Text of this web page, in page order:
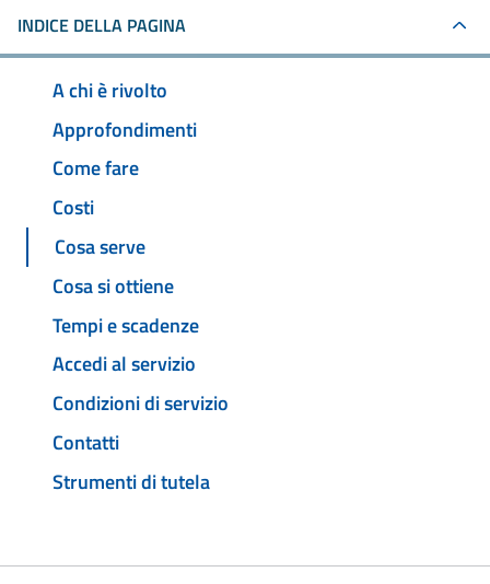
INDICE DELLA PAGINA
A chi è rivolto
Approfondimenti
Come fare
Costi
Cosa serve
Cosa si ottiene
Tempi e scadenze
Accedi al servizio
Condizioni di servizio
Contatti
Strumenti di tutela